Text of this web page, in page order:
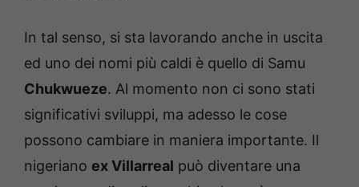
In tal senso, si sta lavorando anche in uscita
ed uno dei nomi più caldi è quello di Samu
Chukwueze. Al momento non ci sono stati
significativi sviluppi, ma adesso le cose
possono cambiare in maniera importante. Il
nigeriano ex Villarreal può diventare una